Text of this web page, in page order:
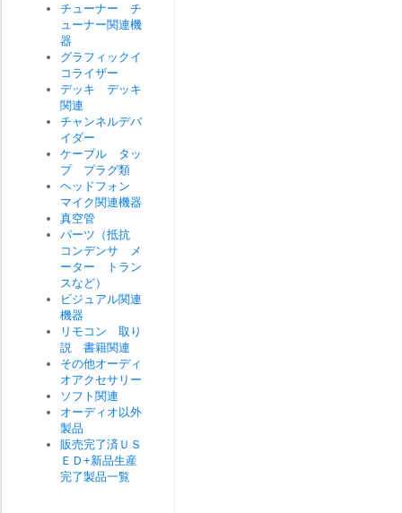
チューナー チ
ューナー関連機
器
グラフィックイ
コライザー
デッキ デッキ
関連
チャンネルデバ
イダー
ケーブル タッ
プ プラグ類
ヘッドフォン
マイク関連機器
真空管
パーツ（抵抗
コンデンサ メ
ーター トラン
スなど）
ビジュアル関連
機器
リモコン 取り
説 書籍関連
その他オーディ
オアクセサリー
ソフト関連
オーディオ以外
製品
販売完了済ＵＳ
ＥＤ+新品生産
完了製品一覧